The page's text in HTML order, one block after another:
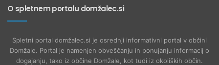
O spletnem portalu domžalec.si
Spletni portal domžalec.si je osrednji informativni portal v občini
Domžale. Portal je namenjen obveščanju in ponujanju informacij o
dogajanju, tako iz občine Domžale, kot tudi iz okoliških občin.